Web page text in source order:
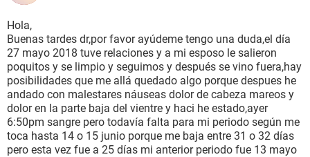
BIENESTAR
SEXUALIDAD
GLOSARIO
Hola,
Buenas tardes dr,por favor ayúdeme tengo una duda,el día
27 mayo 2018 tuve relaciones y a mi esposo le salieron
poquitos y se limpio y seguimos y después se vino fuera,hay
posibilidades que me allá quedado algo porque despues he
andado con malestares náuseas dolor de cabeza mareos y
dolor en la parte baja del vientre y haci he estado,ayer
6:50pm sangre pero todavía falta para mi periodo según me
toca hasta 14 o 15 junio porque me baja entre 31 o 32 días
pero esta vez fue a 25 días mi anterior periodo fue 13 mayo